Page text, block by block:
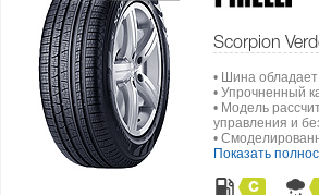
Scorpion
• Шина
• Упрочненный
• Модель
управления и
•
Показать
C